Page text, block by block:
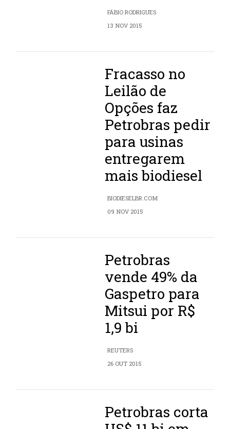
FÁBIO RODRIGUES
13 NOV 2015
Fracasso no
Leilão de
Opções faz
Petrobras pedir
para usinas
entregarem
mais biodiesel
BIODIESELBR.COM
09 NOV 2015
Petrobras
vende 49% da
Gaspetro para
Mitsui por R$
1,9 bi
REUTERS
26 OUT 2015
Petrobras corta